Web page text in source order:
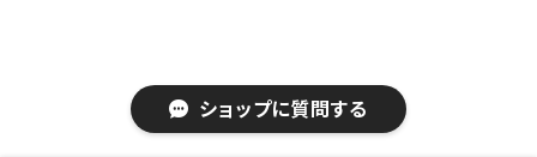
ショップに質問する
ルチルクォーツ（針水晶）